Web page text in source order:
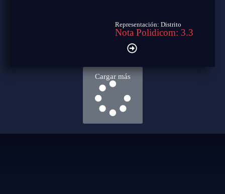
Representación: Distrito
Nota Polidicom: 3.3
Cargar más